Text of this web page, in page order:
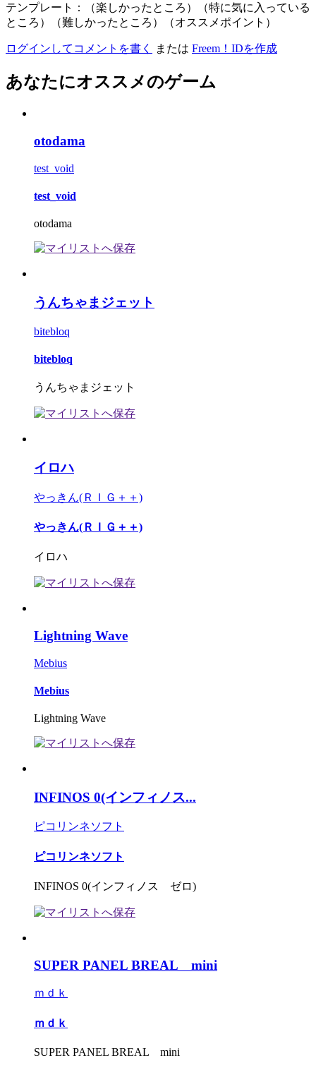
テンプレート：（楽しかったところ）（特に気に入っている
ところ）（難しかったところ）（オススメポイント）
ログインしてコメントを書く または Freem！IDを作成
あなたにオススメのゲーム
otodama
test_void
test_void
otodama
うんちゃまジェット
bitebloq
bitebloq
うんちゃまジェット
イロハ
やっきん(ＲＩＧ＋＋)
やっきん(ＲＩＧ＋＋)
イロハ
Lightning Wave
Mebius
Mebius
Lightning Wave
INFINOS 0(インフィノス...
ピコリンネソフト
ピコリンネソフト
INFINOS 0(インフィノス ゼロ)
SUPER PANEL BREAL mini
ｍｄｋ
ｍｄｋ
SUPER PANEL BREAL mini